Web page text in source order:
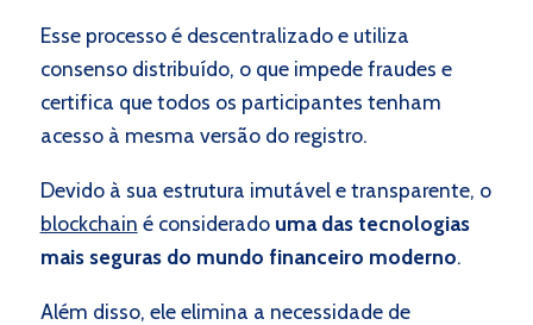
Esse processo é descentralizado e utiliza
consenso distribuído, o que impede fraudes e
certifica que todos os participantes tenham
acesso à mesma versão do registro.
Devido à sua estrutura imutável e transparente, o
blockchain é considerado uma das tecnologias
mais seguras do mundo financeiro moderno.
Além disso, ele elimina a necessidade de